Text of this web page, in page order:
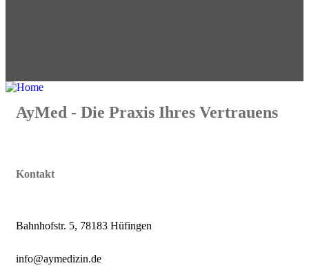
AyMed - Die Praxis Ihres Vertrauens
Kontakt
Bahnhofstr. 5, 78183 Hüfingen
info@aymedizin.de